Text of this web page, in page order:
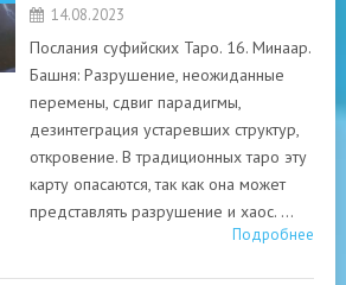
14.08.2023
Послания суфийских Таро. 16. Минаар.
Башня: Разрушение, неожиданные
перемены, сдвиг парадигмы,
дезинтеграция устаревших структур,
откровение. В традиционных таро эту
карту опасаются, так как она может
представлять разрушение и хаос. …
Подробнее